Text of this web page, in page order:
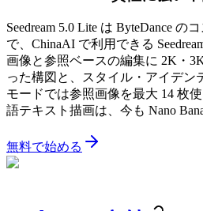
Seedream 5.0 Lite は ByteDance の
で、ChinaAI で利用できる
画像と参照ベースの編集に 2K・
った構図と、スタイル・アイデン
モードでは参照画像を最大 14 枚
語テキスト描画は、今も Nano
無料で始める